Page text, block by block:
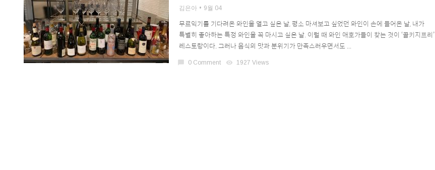
김은아 9월 04
무르익기를 기다려온 와인을 열고 싶은 날, 평소 마셔보고 싶었던 와인이 손에 들어온 날, 내가
특별히 좋아하는 특정 와인을 꼭 마시고 싶은 날. 이럴 때 와인 애호가들이 찾는 것이 ‘콜키지프리’
레스토랑이다. 그러나 음식의 맛과 분위기가 만족스러우면서도 ...
chat_bubble 0 Comment visibility 1927 Views